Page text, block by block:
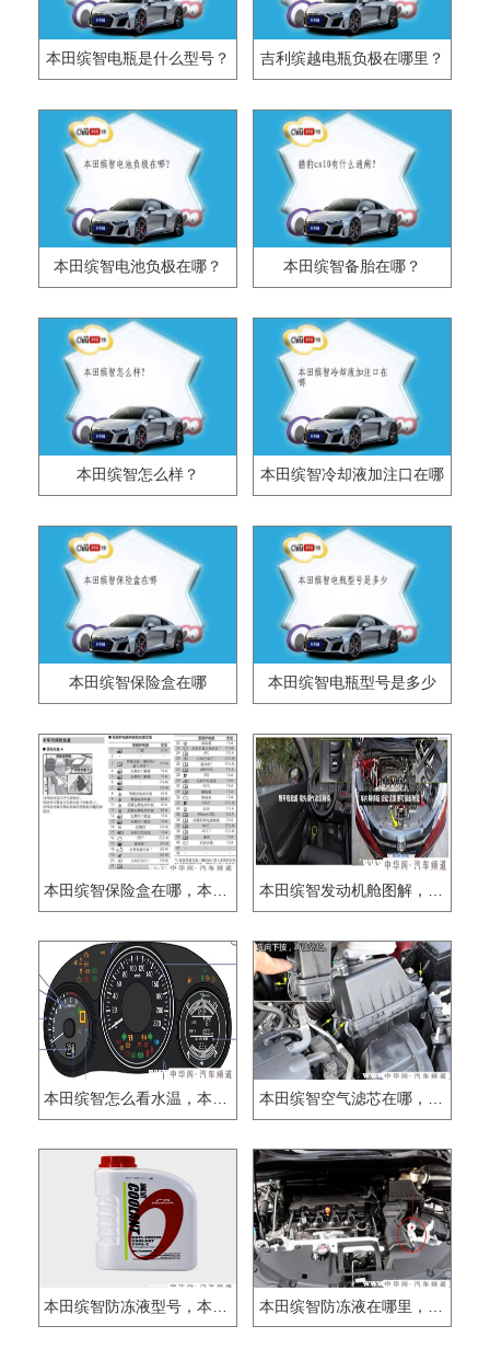
本田缤智电瓶是什么型号？ 吉利缤越电瓶负极在哪里？
本田缤智电池负极在哪？ 本田缤智备胎在哪？
本田缤智怎么样？ 本田缤智冷却液加注口在哪
本田缤智保险盒在哪 本田缤智电瓶型号是多少